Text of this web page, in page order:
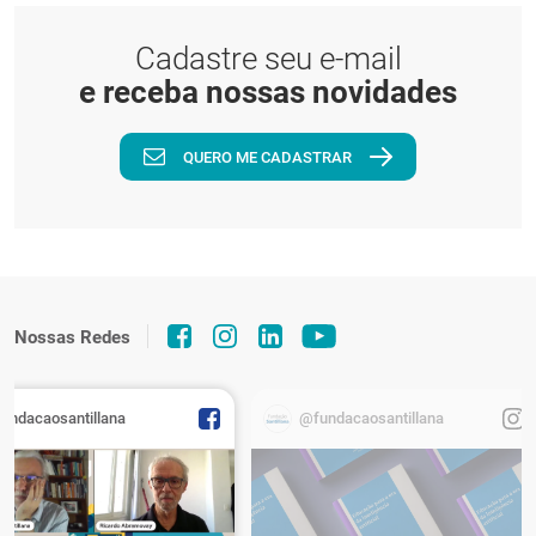
Cadastre seu e-mail
e receba nossas novidades
QUERO ME CADASTRAR
Nossas Redes
@fundacaosantillana